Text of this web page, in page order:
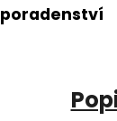
poradenství